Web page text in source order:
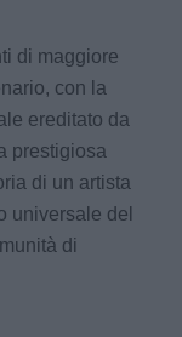
di maggiore
con la
ereditato da
prestigiosa
di un artista
universale del
di